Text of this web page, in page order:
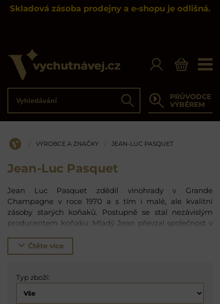
Skladová zásoba prodejny a e-shopu je odlišná.
Hledat
PRŮVODCE
VÝBĚREM
ÚVOD
/ VÝROBCE A ZNAČKY / JEAN-LUC PASQUET
Jean-Luc Pasquet
Jean Luc Pasquet zdědil vinohrady v Grande
Champagne v roce 1970 a s tím i malé, ale kvalitní
zásoby starých koňaků. Postupně se stal nezávislým
producentem koňaku. Mladý Jean převzal společnost v
režimu bio (principy bio zemědělství od roku 1998) s
hlavním důrazem na terroir. Spolu se svou ženou,
od práce na vinohradu, fermentace přírodními
lahvování. Pracují také s oblíbenými eau-de-vie od svých
Čtěte více
Typ zboží: